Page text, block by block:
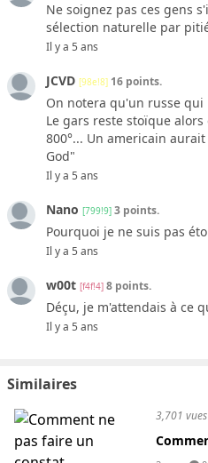
Ne soignez pas ces gens
sélection naturelle par
Il y a 5 ans
JCVD [98e!8] 16 points.
On notera qu'un russe
Le gars reste stoïque
800°... Un americain
God"
Il y a 5 ans
Nano [799!9] 3 points.
Pourquoi je ne suis pas
Il y a 5 ans
w00t [f4f!4] 8 points.
Déçu, je m'attendais à ce
Il y a 5 ans
Similaires
3,701 vues